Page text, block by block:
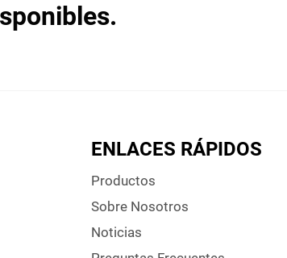
ENLACES RÁPIDOS
Productos
Sobre Nosotros
Noticias